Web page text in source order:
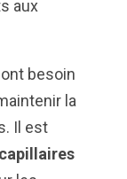
aux
besoin
la
Il est